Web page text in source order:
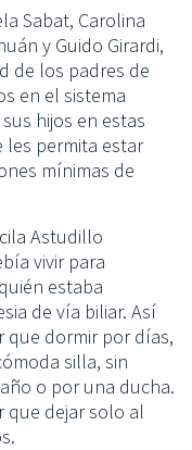
Sabat, Carolina
y Guido Girardi,
de los padres de
en el sistema
hijos en estas
les permita estar
mínimas de
Astudillo
vivir para
estaba
de vía biliar. Así
que dormir por días,
silla, sin
o por una ducha.
que dejar solo al